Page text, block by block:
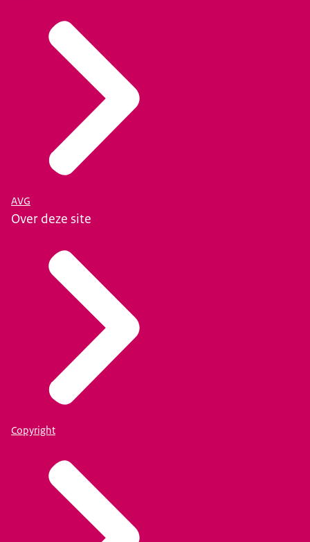
AVG
Over deze site
Copyright